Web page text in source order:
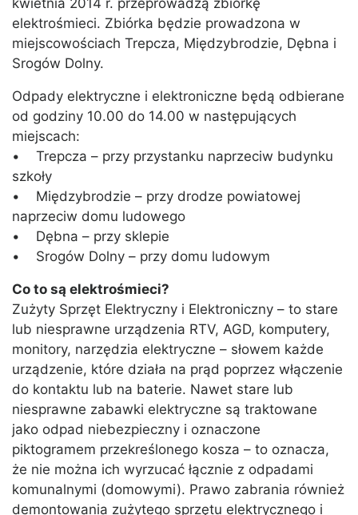
kwietnia 2014 r. przeprowadzą zbiórkę
elektrośmieci. Zbiórka będzie prowadzona w
miejscowościach Trepcza, Międzybrodzie, Dębna i
Srogów Dolny.
Odpady elektryczne i elektroniczne będą odbierane
od godziny 10.00 do 14.00 w następujących
miejscach:
• Trepcza – przy przystanku naprzeciw budynku
szkoły
• Międzybrodzie – przy drodze powiatowej
naprzeciw domu ludowego
• Dębna – przy sklepie
• Srogów Dolny – przy domu ludowym
Co to są elektrośmieci?
Zużyty Sprzęt Elektryczny i Elektroniczny – to stare
lub niesprawne urządzenia RTV, AGD, komputery,
monitory, narzędzia elektryczne – słowem każde
urządzenie, które działa na prąd poprzez włączenie
do kontaktu lub na baterie. Nawet stare lub
niesprawne zabawki elektryczne są traktowane
jako odpad niebezpieczny i oznaczone
piktogramem przekreślonego kosza – to oznacza,
że nie można ich wyrzucać łącznie z odpadami
komunalnymi (domowymi). Prawo zabrania również
demontowania zużytego sprzętu elektrycznego i